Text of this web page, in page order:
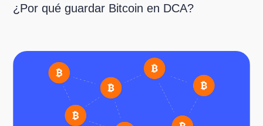
¿Por qué guardar Bitcoin en DCA?